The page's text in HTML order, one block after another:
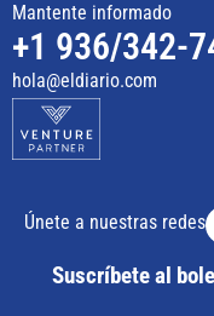
Mantente informado
+1 936/342-
hola@eldiario.com
Únete a nuestras redes
Suscríbete al